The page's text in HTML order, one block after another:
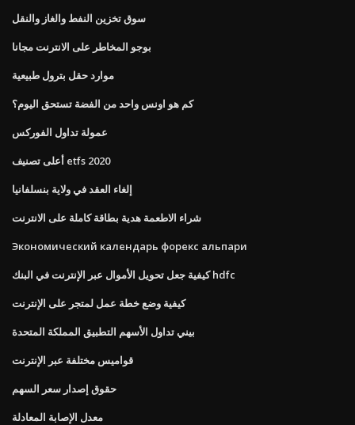
سوق تخزين النفط والغاز والنقل
بوجو المخاطر على الانترنت مجانا
موارد حقل بترول طبيعية
كم هو اونس واحد من الفضة تستحق اليوم؟
عمولة تداول الفوركس
أعلى تصنيف etfs 2020
إلغاء العقد في ولاية بنسلفانيا
شراء الاطعمة هدية بطاقة كاملة على الانترنت
Экономический календарь форекс альпари
كيفية جعل تحويل الأموال عبر الإنترنت في البنك hdfc
كيفية وضع خطة عمل لمتجر على الإنترنت
بيني تداول الأسهم التطبيق المملكة المتحدة
قواميس مختلفة عبر الإنترنت
حقوق إصدار سعر السهم
معدل الإصابة المعادلة